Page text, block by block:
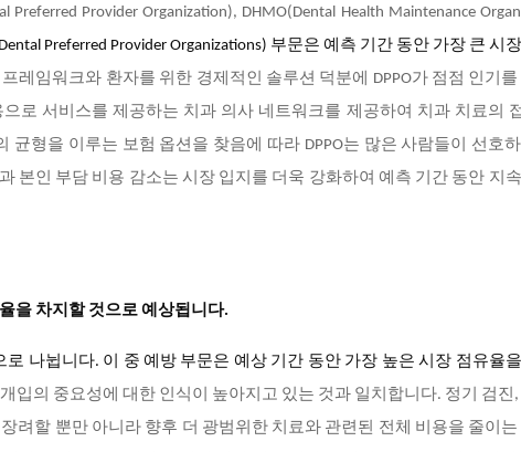
Preferred Provider Organization), DHMO(Dental Health Maintenance
Preferred Provider Organizations) 부문은 예측 기간 동안 가장 큰 시
레임워크와 환자를 위한 경제적인 솔루션 덕분에 DPPO가 점점 인기를
로 서비스를 제공하는 치과 의사 네트워크를 제공하여 치과 치료의
형을 이루는 보험 옵션을 찾음에 따라 DPPO는 많은 사람들이 선호
본인 부담 비용 감소는 시장 입지를 더욱 강화하여 예측 기간 동안 지
을 차지할 것으로 예상됩니다.
나뉩니다. 이 중 예방 부문은 예상 기간 동안 가장 높은 시장 점유율
입의 중요성에 대한 인식이 높아지고 있는 것과 일치합니다. 정기 검진,
려할 뿐만 아니라 향후 더 광범위한 치료와 관련된 전체 비용을 줄이는